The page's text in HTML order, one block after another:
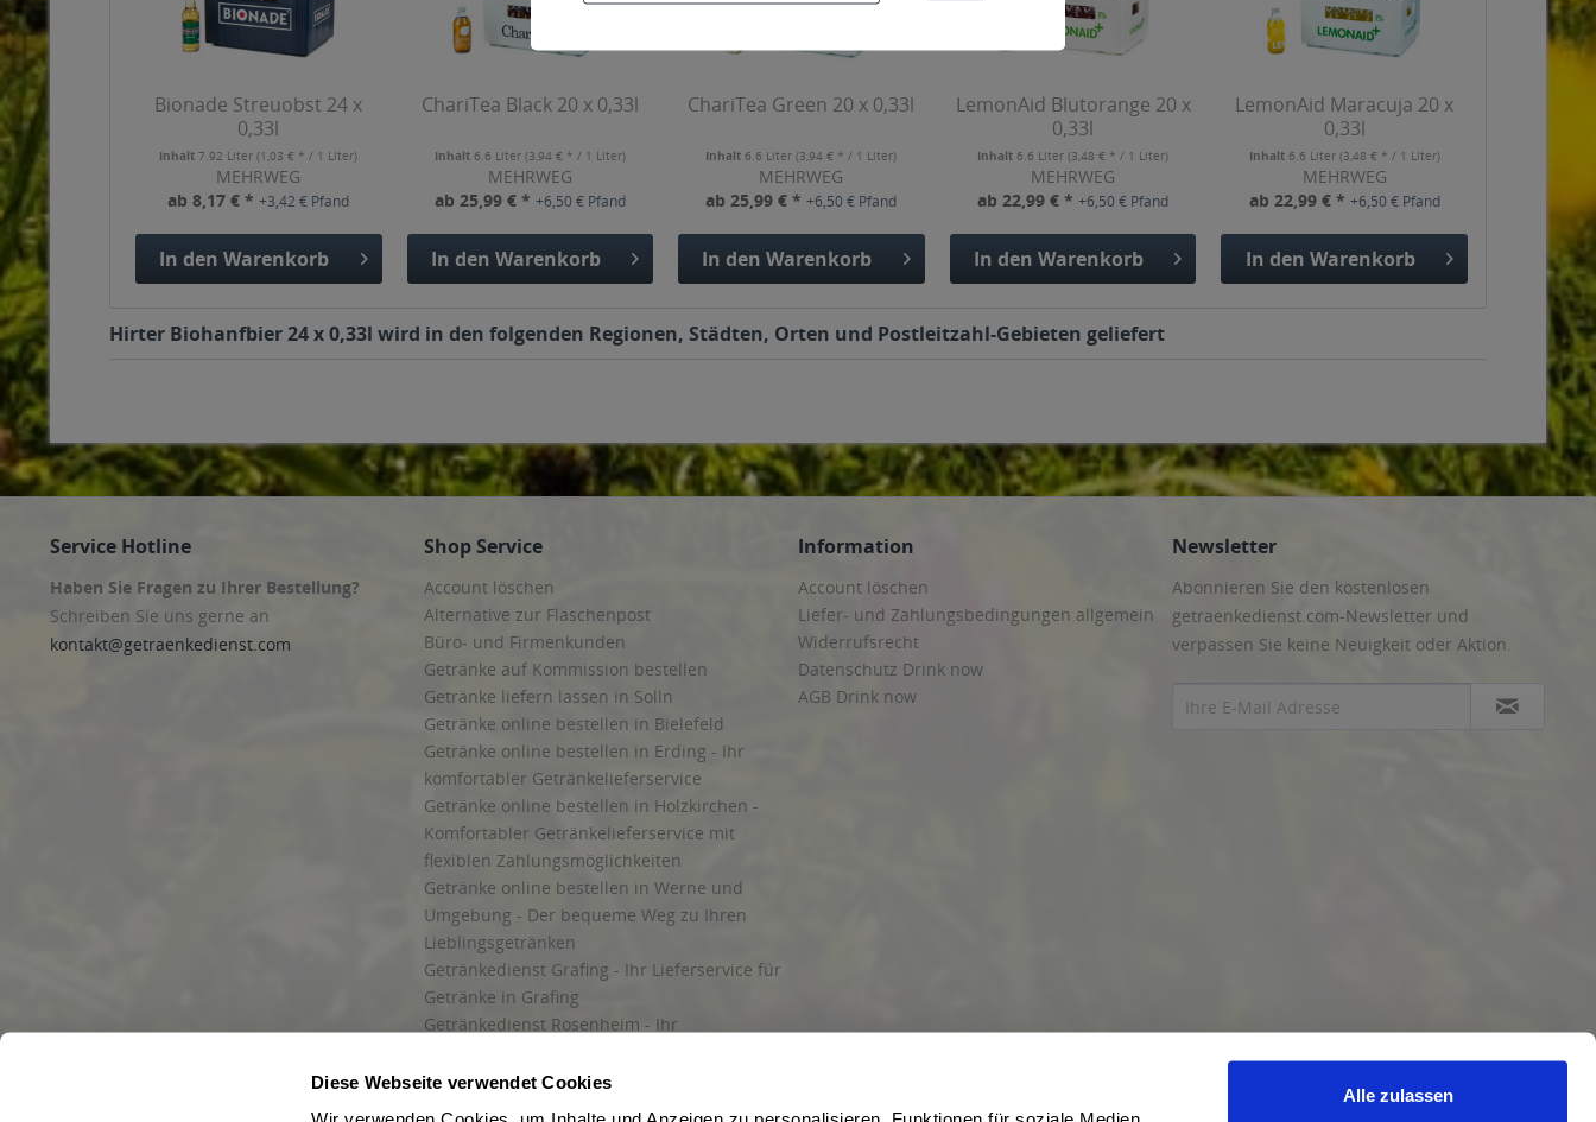
Diese Webseite verwendet Cookies
Alle zulassen
Bionade Streuobst 24 x
0,33l
Inhalt7.92 Liter(1,03 € * / 1 Liter)
MEHRWEG
ab 8,17 € *+3,42 € Pfand
In den Warenkorb
ChariTea Black 20 x 0,33l
Inhalt 6.6 Liter (3,94 € * / 1 Liter)
MEHRWEG
ab 25,99 € * +6,50 € Pfand
In den Warenkorb
ChariTea Green 20 x 0,33l
Inhalt 6.6 Liter(3,94 € * / 1 Liter)
MEHRWEG
ab 25,99 € *+6,50 € Pfand
In den Warenkorb
LemonAid Blutorange 20 x
0,33l
Inhalt 6.6 Liter(3,48 € * / 1 Liter)
MEHRWEG
ab 22,99 € *+6,50 € Pfand
In den Warenkorb
LemonAid Maracuja 20 x
0,33l
Inhalt 6.6 Liter (3,48 € * / 1 Liter)
MEHRWEG
ab 22,99 € * +6,50 € Pfand
In den Warenkorb
Hirter Biohanfbier 24 x 0,33l wird in den folgenden Regionen, Städten, Orten und Postleitzahl-Gebieten geliefert
Service Hotline
Haben Sie Fragen zu Ihrer Bestellung?
Schreiben Sie uns gerne an
kontakt@getraenkedienst.com
Shop Service
Account löschen
Alternative zur Flaschenpost
Büro- und Firmenkunden
Getränke auf Kommission bestellen
Getränke liefern lassen in Solln
Getränke online bestellen in Bielefeld
Getränke online bestellen in Erding - Ihr
komfortabler Getränkelieferservice
Getränke online bestellen in Holzkirchen -
Komfortabler Getränkelieferservice mit
flexiblen Zahlungsmöglichkeiten
Getränke online bestellen in Werne und
Umgebung - Der bequeme Weg zu Ihren
Lieblingsgetränken
Getränkedienst Grafing - Ihr Lieferservice für
Getränke in Grafing
Getränkedienst Rosenheim - Ihr
und Umgebung
Information
Account löschen
Liefer- und Zahlungsbedingungen allgemein
Widerrufsrecht
Datenschutz Drink now
AGB Drink now
Newsletter
Abonnieren Sie den kostenlosen
getraenkedienst.com-Newsletter und
verpassen Sie keine Neuigkeit oder Aktion.